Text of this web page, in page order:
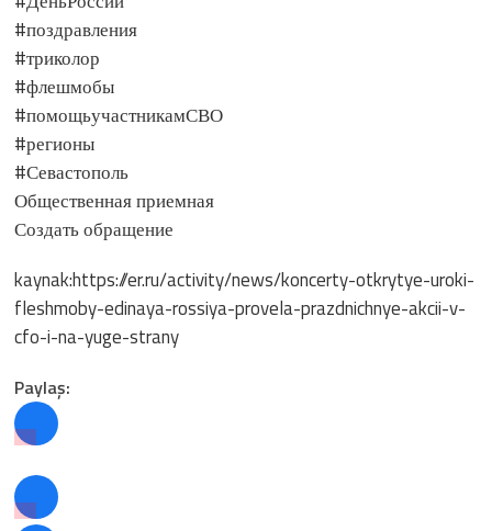
#поздравления
#триколор
#флешмобы
#помощьучастникамСВО
#регионы
#Севастополь
Общественная приемная
Создать обращение
kaynak:https://er.ru/activity/news/koncerty-otkrytye-uroki-
fleshmoby-edinaya-rossiya-provela-prazdnichnye-akcii-v-
cfo-i-na-yuge-strany
Paylaş: